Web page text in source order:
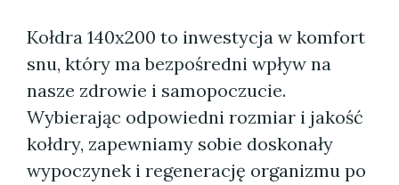
Kołdra 140x200 to inwestycja w komfort
snu, który ma bezpośredni wpływ na
nasze zdrowie i samopoczucie.
Wybierając odpowiedni rozmiar i jakość
kołdry, zapewniamy sobie doskonały
wypoczynek i regenerację organizmu po